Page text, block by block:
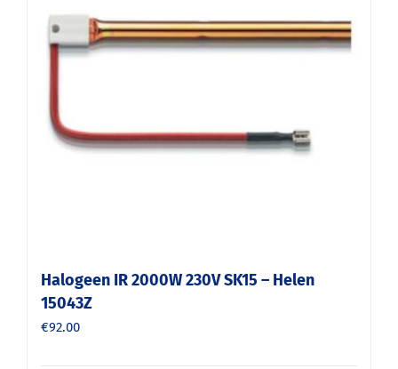
Halogeen IR 2000W 230V SK15 – Helen
15043Z
€92.00